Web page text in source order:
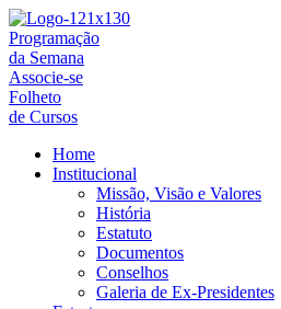
Ir
para
o
conteúdo
Programação
da Semana
Associe-se
Folheto
de Cursos
Home
Institucional
Missão, Visão e Valores
História
Estatuto
Documentos
Conselhos
Galeria de Ex-Presidentes